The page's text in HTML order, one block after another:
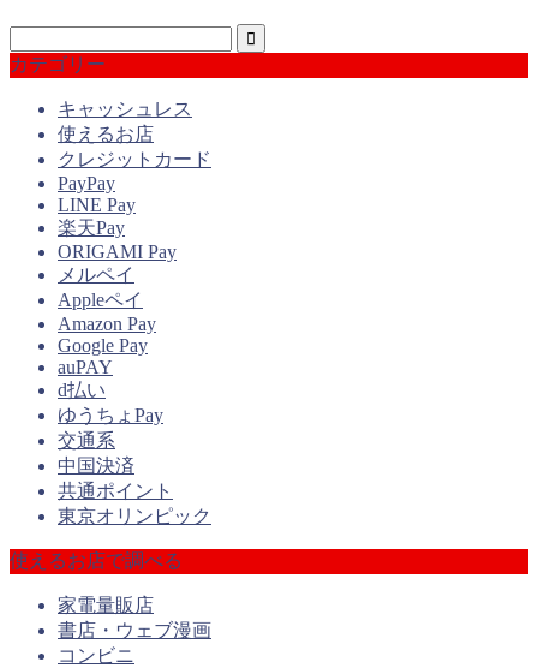
カテゴリー
キャッシュレス
使えるお店
クレジットカード
PayPay
LINE Pay
楽天Pay
ORIGAMI Pay
メルペイ
Appleペイ
Amazon Pay
Google Pay
auPAY
d払い
ゆうちょPay
交通系
中国決済
共通ポイント
東京オリンピック
使えるお店で調べる
家電量販店
書店・ウェブ漫画
コンビニ